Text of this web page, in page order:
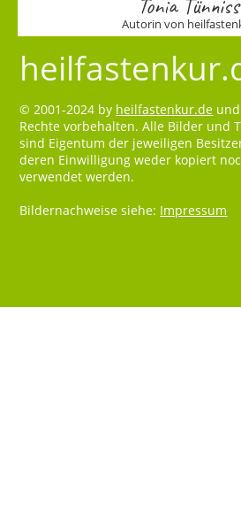
Tonia
Autorin von
© 2001-2024 by heilfastenkur.de
Rechte vorbehalten. Alle Bilder und
sind Eigentum der jeweiligen
deren Einwilligung weder kopiert
verwendet werden.
Bildernachweise siehe: Impressum